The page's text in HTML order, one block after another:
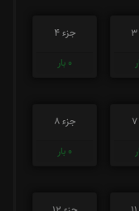
جزء 4
0 بار
جزء 8
0 بار